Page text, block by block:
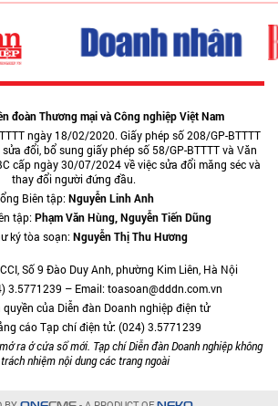
đoàn Thương mại và Công nghiệp Việt Nam
ngày 18/02/2020. Giấy phép số 208/GP-BTTTT
đổi, bổ sung giấy phép số 58/GP-BTTTT và Văn
cấp ngày 30/07/2024 về việc sửa đổi măng séc và
thay đổi người đứng đầu.
Biên tập:Nguyễn Linh Anh
tập:Phạm Văn Hùng, Nguyễn Tiến Dũng
ký tòa soạn:Nguyễn Thị Thu Hương
Số 9 Đào Duy Anh, phường Kim Liên, Hà Nội
3.5771239 – Email: toasoan@dddn.com.vn
của Diễn đàn Doanh nghiệp điện tử
cáo Tạp chí điện tử: (024) 3.5771239
ra ở cửa sổ mới. Tạp chí Diễn đàn Doanh nghiệp không
nhiệm nội dung các trang ngoài